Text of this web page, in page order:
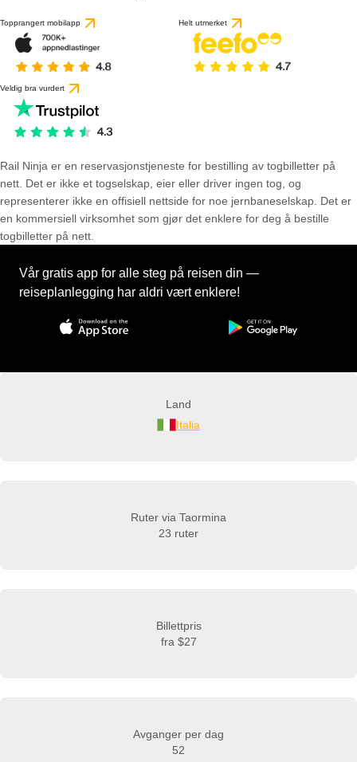
Topprangert mobilapp Helt utmerket
Veldig bra vurdert
Rail Ninja er en reservasjons­tjeneste for bestilling av togbilletter på
nett. Det er ikke et togselskap, eier eller driver ingen tog, og
representerer ikke en offisiell nettside for noe jernbaneselskap. Det er
en kommersiell virksomhet som gjør det enklere for deg å bestille
togbilletter på nett.
Vår gratis app for alle steg på reisen din —
reiseplanlegging har aldri vært enklere!
Land
Italia
Ruter via Taormina
23 ruter
Billettpris
fra $27
Avganger per dag
52